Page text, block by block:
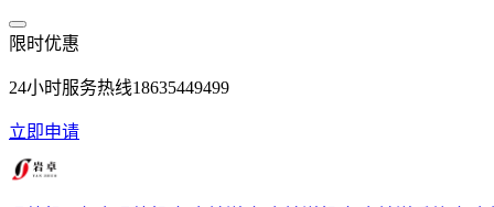
跳转到主要内容
限时优惠
24小时服务热线18635449499
立即申请